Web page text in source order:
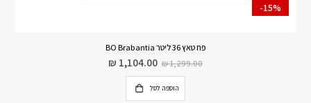
-15%
פח טאץ 36 ליטר BO Brabantia
₪1,299.00
₪ 1,104.00
הוספה לסל